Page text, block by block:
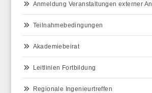
Anmeldung Veranstaltungen externer
Teilnahmebedingungen
Akademiebeirat
Leitlinien Fortbildung
Regionale Ingenieurtreffen